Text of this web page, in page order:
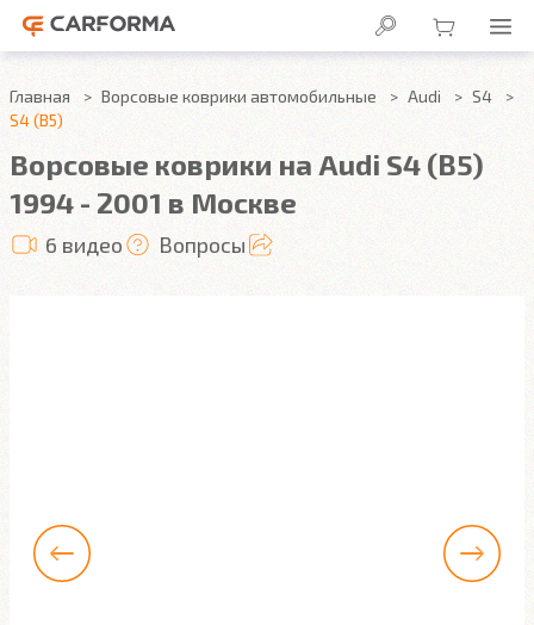
Главная Ворсовые коврики автомобильные Audi
S4
S4 (B5)
Ворсовые коврики на Audi S4 (B5)
1994 - 2001 в Москве
6 видео Вопросы